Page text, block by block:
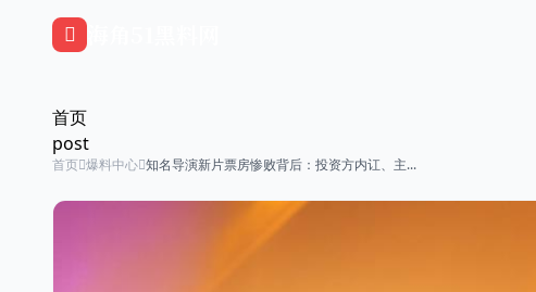
跳过导航
首页
post
首页 爆料中心 知名导演新片票房惨败背后：投资方内讧、主...